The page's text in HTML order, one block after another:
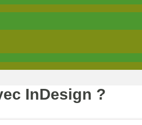
InDesign ?